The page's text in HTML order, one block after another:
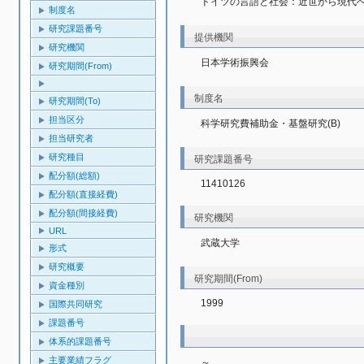
制度名
研究課題番号
研究機関
研究期間(From)
研究期間(To)
担当区分
担当研究者
研究種目
配分額(総額)
配分額(直接経費)
配分額(間接経費)
URL
形式
研究概要
資金種別
国際共同研究
課題番号
体系的課題番号
主要業績フラグ
提供機関
日本学術振興会
制度名
科学研究費補助金・基盤研究(B)
研究課題番号
11410126
研究機関
武蔵大学
研究期間(From)
1999